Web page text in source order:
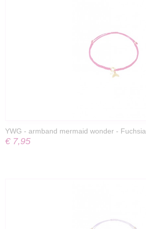
YWG - armband mermaid wonder - Fuchsia
€ 7,95